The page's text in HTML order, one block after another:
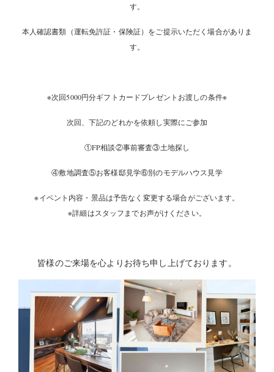
す。
本人確認書類（運転免許証・保険証）をご提示いただく場合がありま
す。
※次回5000円分ギフトカードプレゼントお渡しの条件※
次回、下記のどれかを依頼し実際にご参加
①FP相談②事前審査③土地探し
④敷地調査⑤お客様邸見学⑥別のモデルハウス見学
※イベント内容・景品は予告なく変更する場合がございます。
※詳細はスタッフまでお声がけください。
皆様のご来場を心よりお待ち申し上げております。